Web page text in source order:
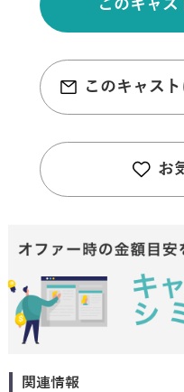
このキャス
このキャス
お
関連情報